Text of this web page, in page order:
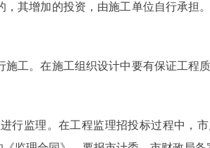
增加的投资，由施工单位自行承担
。在施工组织设计中要有保证工程质
监理。在工程监理招投标过程中，市